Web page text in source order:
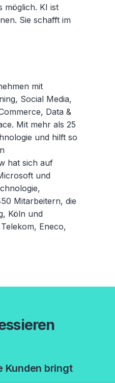
möglich. KI ist
Sie schafft im
mit
Social Media,
Data &
Mit mehr als 25
und hilft so
hat sich auf
und
Mitarbeitern, die
Köln und
Eneco,
Kunden bringt